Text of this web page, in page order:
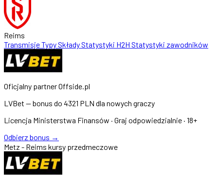
Reims
TransmisjeTypySkładyStatystyki H2H Statystyki zawodników
Oficjalny partner Offside.pl
LVBet — bonus do 4321 PLN dla nowych graczy
Licencja Ministerstwa Finansów · Graj odpowiedzialnie · 18+
Odbierz bonus →
Metz - Reims kursy przedmeczowe